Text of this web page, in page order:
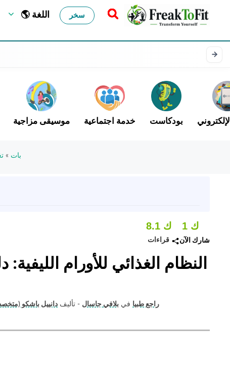
🌎 اللغة سخر
موسيقى مزاجية خدمة اجتماعية بودكاست
بات »
8.1 ك
قراءات
1 ك
شارك الآن
النظام الغذائي للأورام
راجع طبيا في بلافي جاسال - تأليف دانييل باشكو